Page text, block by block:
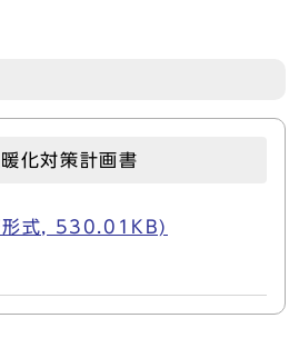
化対策計画書
形式, 530.01KB)